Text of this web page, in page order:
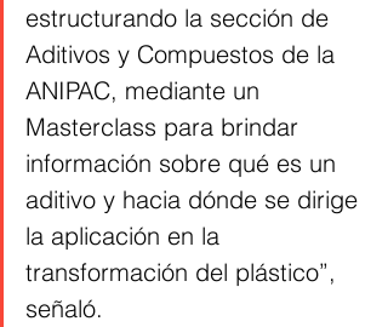
estructurando la sección de
Aditivos y Compuestos de la
ANIPAC, mediante un
Masterclass para brindar
información sobre qué es un
aditivo y hacia dónde se dirige
la aplicación en la
transformación del plástico”,
señaló.